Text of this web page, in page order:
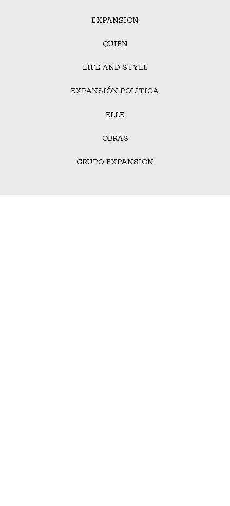
EXPANSIÓN
QUIÉN
LIFE AND STYLE
EXPANSIÓN POLÍTICA
ELLE
OBRAS
GRUPO EXPANSIÓN